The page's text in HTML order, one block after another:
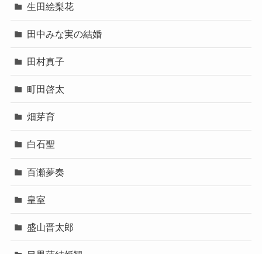
生田絵梨花
田中みな実の結婚
田村真子
町田啓太
畑芽育
白石聖
百瀬夢奏
皇室
盛山晋太郎